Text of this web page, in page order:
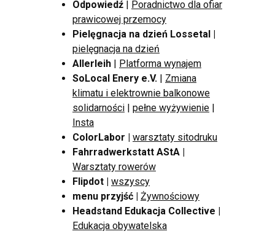
Odpowiedź
Poradnictwo dla ofiar
prawicowej przemocy
Pielęgnacja na dzień Lossetal |
pielęgnacja na dzień
Allerleih
Platforma wynajem
SoLocal Enery e.V.
Zmiana
klimatu i elektrownie balkonowe
solidarności
pełne wyżywienie
Insta
ColorLabor
warsztaty sitodruku
Fahrradwerkstatt AStA
Warsztaty rowerów
Flipdot
wszyscy
menu przyjść | Żywnościowy
Headstand Edukacja Collective
Edukacja obywatelska